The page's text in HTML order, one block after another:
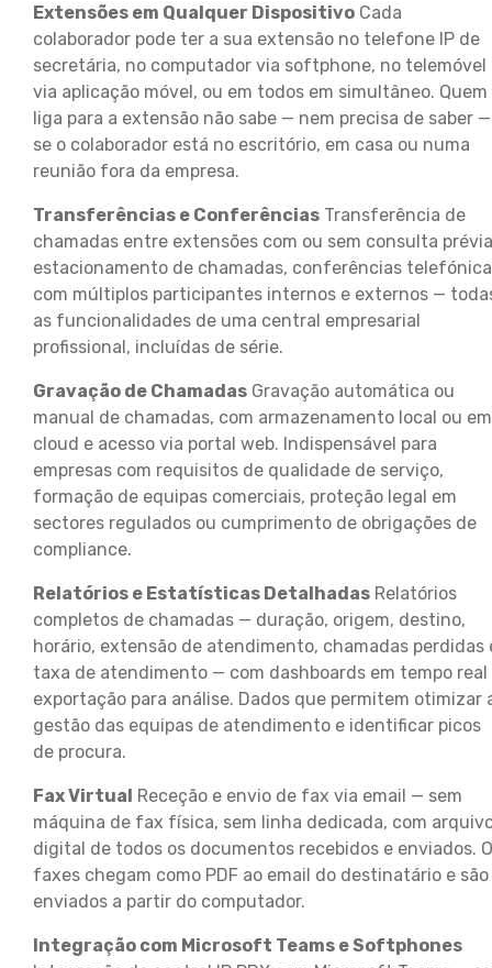
Extensões em Qualquer Dispositivo Cada
colaborador pode ter a sua extensão no telefone IP de
secretária, no computador via softphone, no telemóvel
via aplicação móvel, ou em todos em simultâneo. Quem
liga para a extensão não sabe — nem precisa de saber —
se o colaborador está no escritório, em casa ou numa
reunião fora da empresa.
Transferências e Conferências Transferência de
chamadas entre extensões com ou sem consulta
estacionamento de chamadas, conferências
com múltiplos participantes internos e externos —
as funcionalidades de uma central empresarial
profissional, incluídas de série.
Gravação de Chamadas Gravação automática ou
manual de chamadas, com armazenamento local ou em
cloud e acesso via portal web. Indispensável para
empresas com requisitos de qualidade de serviço,
formação de equipas comerciais, proteção legal em
sectores regulados ou cumprimento de obrigações de
compliance.
Relatórios e Estatísticas Detalhadas Relatórios
completos de chamadas — duração, origem, destino,
horário, extensão de atendimento, chamadas perdidas
taxa de atendimento — com dashboards em tempo real
exportação para análise. Dados que permitem otimizar
gestão das equipas de atendimento e identificar picos
de procura.
Fax Virtual Receção e envio de fax via email — sem
máquina de fax física, sem linha dedicada, com
digital de todos os documentos recebidos e enviados.
faxes chegam como PDF ao email do destinatário e são
enviados a partir do computador.
Integração com Microsoft Teams e Softphones